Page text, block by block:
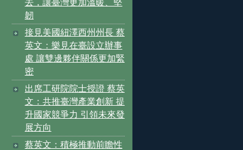
去，讓臺灣更加溫暖、堅
韌
接見美國紐澤西州州長 蔡
英文：樂見在臺設立辦事
處 讓雙邊夥伴關係更加緊
密
出席工研院院士授證 蔡英
文：共推臺灣產業創新 提
升國家競爭力 引領未來發
展方向
蔡英文：積極推動前瞻性